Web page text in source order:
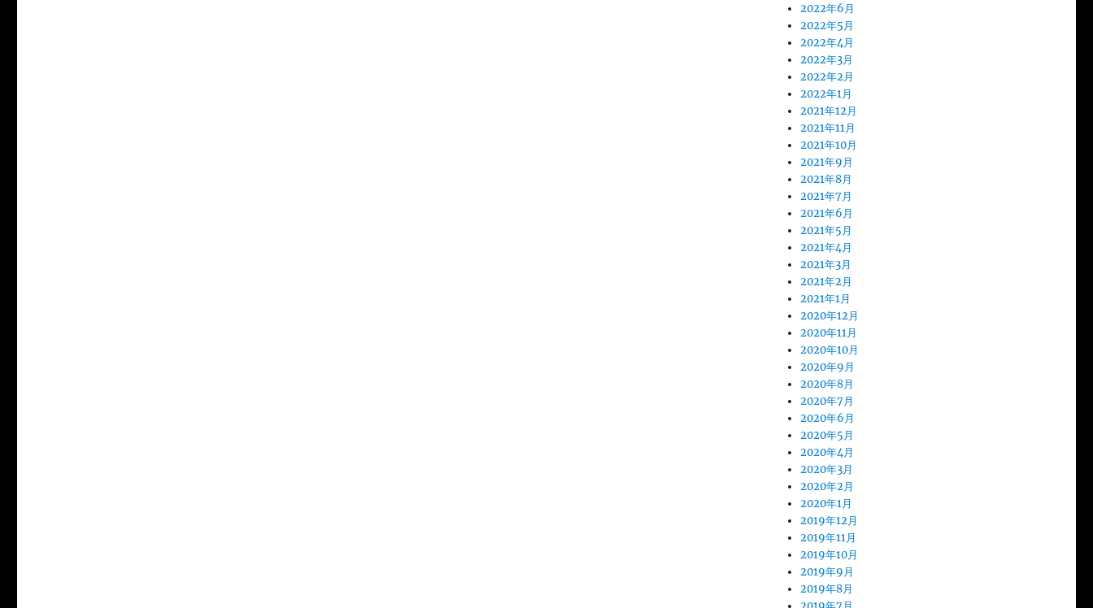
2022年6月
2022年5月
2022年4月
2022年3月
2022年2月
2022年1月
2021年12月
2021年11月
2021年10月
2021年9月
2021年8月
2021年7月
2021年6月
2021年5月
2021年4月
2021年3月
2021年2月
2021年1月
2020年12月
2020年11月
2020年10月
2020年9月
2020年8月
2020年7月
2020年6月
2020年5月
2020年4月
2020年3月
2020年2月
2020年1月
2019年12月
2019年11月
2019年10月
2019年9月
2019年8月